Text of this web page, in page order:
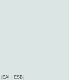
（EAI・ESB）